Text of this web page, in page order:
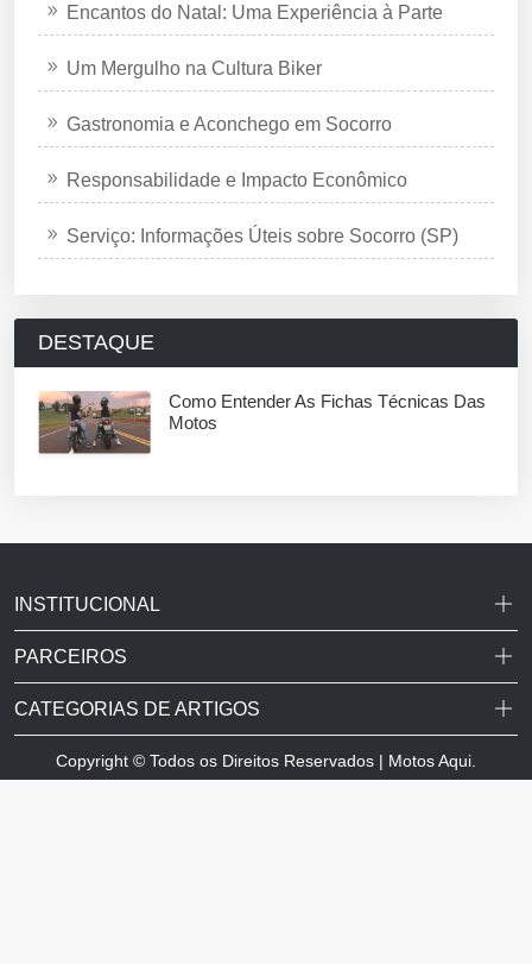
Encantos do Natal: Uma Experiência à Parte
Um Mergulho na Cultura Biker
Gastronomia e Aconchego em Socorro
Responsabilidade e Impacto Econômico
Serviço: Informações Úteis sobre Socorro (SP)
DESTAQUE
Como Entender As Fichas Técnicas Das
Motos
INSTITUCIONAL
PARCEIROS
CATEGORIAS DE ARTIGOS
Copyright © Todos os Direitos Reservados | Motos Aqui.